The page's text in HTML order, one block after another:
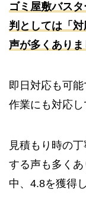
ゴミ屋敷バス
判としては「
声が多くありま
即日対応も可
作業にも対応し
見積もり時の
する声も多く
中、4.8を獲得